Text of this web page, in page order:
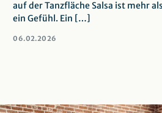
auf der Tanzfläche Salsa ist mehr
ein Gefühl. Ein […]
06.02.2026